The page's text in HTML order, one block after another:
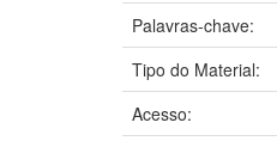
Palavras-chave:
Tipo do Material:
Acesso: